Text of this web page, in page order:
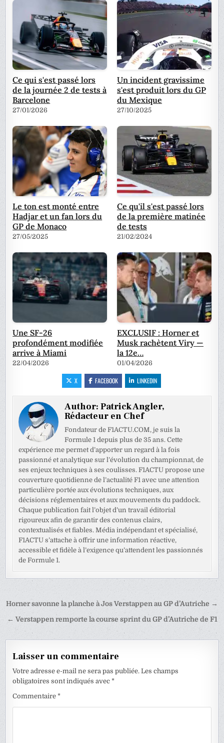
Ce qui s'est passé lors
de la journée 2 de tests à
Barcelone
27/01/2026
Un incident gravissime
s'est produit lors du GP
du Mexique
27/10/2025
Le ton est monté entre
Hadjar et un fan lors du
GP de Monaco
27/05/2025
Ce qu'il s'est passé lors
de la première matinée
de tests
21/02/2024
Une SF-26
profondément modifiée
arrive à Miami
22/04/2026
EXCLUSIF : Horner et
Musk rachètent Viry —
la 12e…
01/04/2026
X FACEBOOK LINKEDIN
Author:Patrick Angler,
Rédacteur en Chef
Fondateur de F1ACTU.COM, je suis la
Formule 1 depuis plus de 35 ans. Cette
expérience me permet d’apporter un regard à la fois
passionné et analytique sur l’évolution du championnat, de
ses enjeux techniques à ses coulisses. F1ACTU propose une
couverture quotidienne de l’actualité F1 avec une attention
particulière portée aux évolutions techniques, aux
décisions réglementaires et aux mouvements du paddock.
Chaque publication fait l’objet d’un travail éditorial
rigoureux afin de garantir des contenus clairs,
contextualisés et fiables. Média indépendant et spécialisé,
F1ACTU s’attache à offrir une information réactive,
accessible et fidèle à l’exigence qu’attendent les passionnés
de Formule 1.
Navigation
de
Horner savonne la planche à Jos Verstappen au GP d’Autriche →
← Verstappen remporte la course sprint du GP d’Autriche de F1
Laisser un commentaire
Votre adresse e-mail ne sera pas publiée. Les champs
obligatoires sont indiqués avec*
Commentaire*